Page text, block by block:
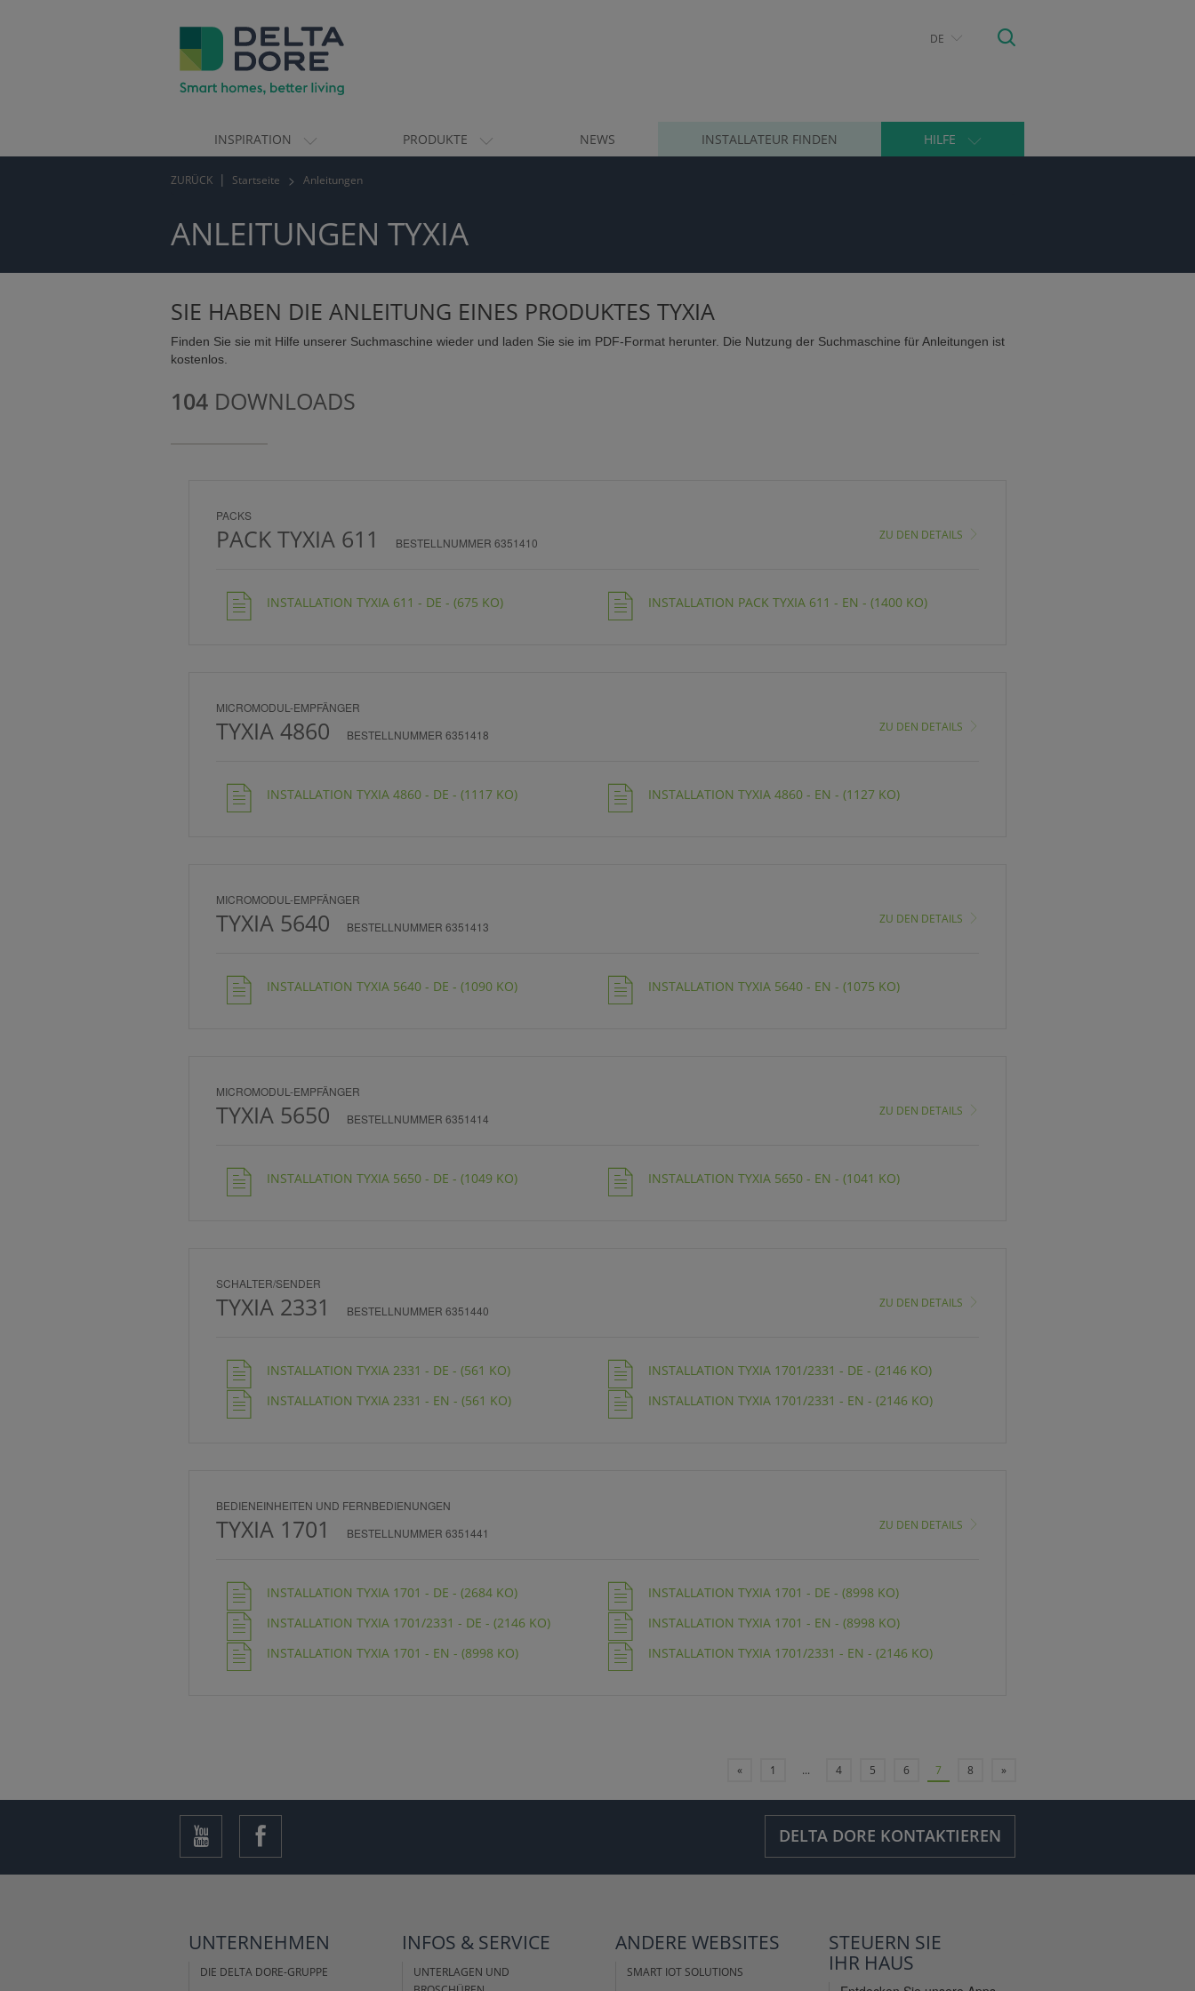
DE
INSPIRATION PRODUKTE NEWS INSTALLATEUR FINDEN HILFE
ZURÜCK Startseite Anleitungen
ANLEITUNGEN TYXIA
SIE HABEN DIE ANLEITUNG EINES PRODUKTES TYXIA
Finden Sie sie mit Hilfe unserer Suchmaschine wieder und laden Sie sie im PDF-Format herunter. Die Nutzung der Suchmaschine für Anleitungen ist
kostenlos.
104 DOWNLOADS
PACKS
PACK TYXIA 611 BESTELLNUMMER 6351410
ZU DEN DETAILS
INSTALLATION TYXIA 611 - DE - (675 KO) INSTALLATION PACK TYXIA 611 - EN - (1400 KO)
MICROMODUL-EMPFÄNGER
TYXIA 4860 BESTELLNUMMER 6351418
ZU DEN DETAILS
INSTALLATION TYXIA 4860 - DE - (1117 KO) INSTALLATION TYXIA 4860 - EN - (1127 KO)
MICROMODUL-EMPFÄNGER
TYXIA 5640 BESTELLNUMMER 6351413
ZU DEN DETAILS
INSTALLATION TYXIA 5640 - DE - (1090 KO) INSTALLATION TYXIA 5640 - EN - (1075 KO)
MICROMODUL-EMPFÄNGER
TYXIA 5650 BESTELLNUMMER 6351414
ZU DEN DETAILS
INSTALLATION TYXIA 5650 - DE - (1049 KO) INSTALLATION TYXIA 5650 - EN - (1041 KO)
SCHALTER/SENDER
TYXIA 2331 BESTELLNUMMER 6351440
ZU DEN DETAILS
INSTALLATION TYXIA 2331 - DE - (561 KO)
INSTALLATION TYXIA 1701/2331 - DE - (2146 KO)
INSTALLATION TYXIA 2331 - EN - (561 KO)
INSTALLATION TYXIA 1701/2331 - EN - (2146 KO)
BEDIENEINHEITEN UND FERNBEDIENUNGEN
TYXIA 1701 BESTELLNUMMER 6351441
ZU DEN DETAILS
INSTALLATION TYXIA 1701 - DE - (2684 KO)
INSTALLATION TYXIA 1701 - DE - (8998 KO)
INSTALLATION TYXIA 1701/2331 - DE - (2146 KO)
INSTALLATION TYXIA 1701 - EN - (8998 KO)
INSTALLATION TYXIA 1701 - EN - (8998 KO)
INSTALLATION TYXIA 1701/2331 - EN - (2146 KO)
« 1 ... 4 5 6 7 8 »
DELTA DORE KONTAKTIEREN
UNTERNEHMEN
DIE DELTA DORE-GRUPPE
INFOS & SERVICE
UNTERLAGEN UND
ANDERE WEBSITES
SMART IOT SOLUTIONS
STEUERN SIE
IHR HAUS